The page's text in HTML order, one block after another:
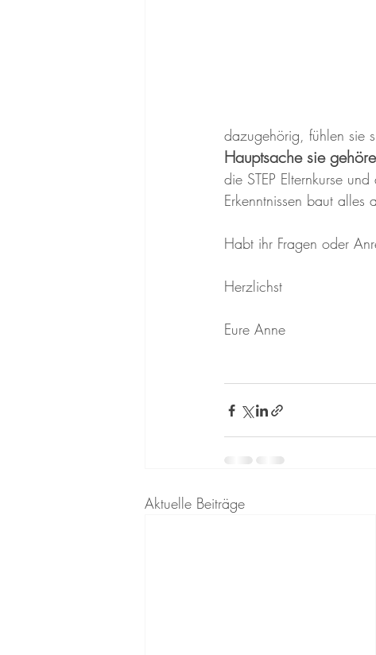
dazugehörig, fühlen sie
Hauptsache sie
die STEP Elternkurse
Erkenntnissen baut alles
Habt ihr Fragen oder
Herzlichst
Eure Anne
Aktuelle Beiträge